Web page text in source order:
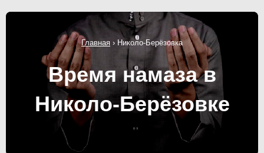
Главная › Николо-Берёзовка
Время намаза в
Николо-Берёзовке